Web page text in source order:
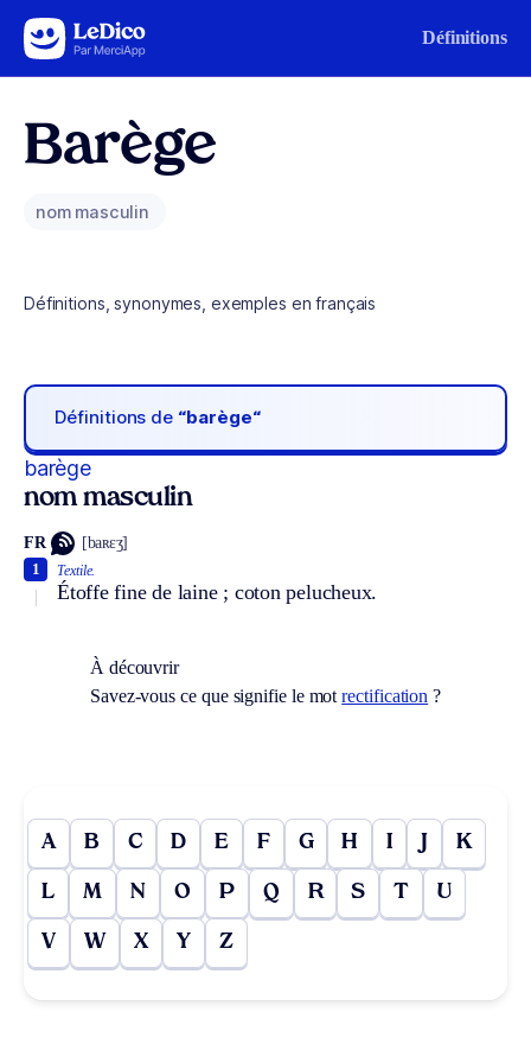
Aller au contenu Définitions
Barège
nom masculin
Définitions, synonymes, exemples en français
Définitions de “barège“
barège
nom masculin
FR [baʀɛʒ]
Textile.
Étoffe fine de laine ; coton pelucheux.
1
À découvrir
Savez-vous ce que signifie le motrectification ?
A B C D E F G H I J K
L M N O P Q R S T U
V W X Y Z